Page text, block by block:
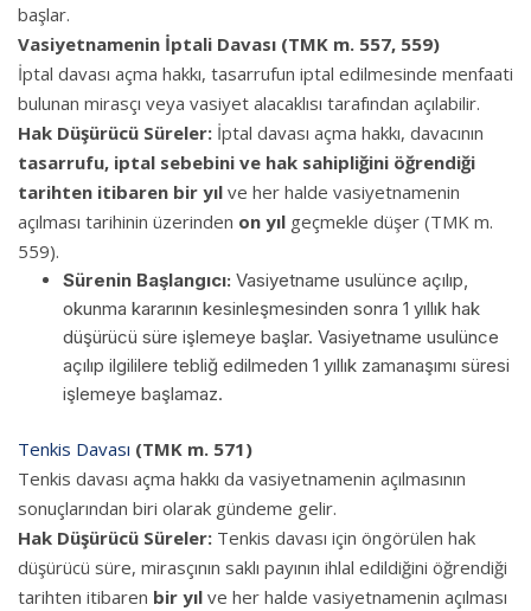
başlar.
Vasiyetnamenin İptali Davası (TMK m. 557, 559)
İptal davası açma hakkı, tasarrufun iptal edilmesinde menfaati
bulunan mirasçı veya vasiyet alacaklısı tarafından açılabilir.
Hak Düşürücü Süreler: İptal davası açma hakkı, davacının
tasarrufu, iptal sebebini ve hak sahipliğini öğrendiği
tarihten itibaren bir yıl ve her halde vasiyetnamenin
açılması tarihinin üzerinden on yıl geçmekle düşer (TMK m.
559).
Sürenin Başlangıcı: Vasiyetname usulünce açılıp,
okunma kararının kesinleşmesinden sonra 1 yıllık hak
düşürücü süre işlemeye başlar. Vasiyetname usulünce
açılıp ilgililere tebliğ edilmeden 1 yıllık zamanaşımı süresi
işlemeye başlamaz.
Tenkis Davası (TMK m. 571)
Tenkis davası açma hakkı da vasiyetnamenin açılmasının
sonuçlarından biri olarak gündeme gelir.
Hak Düşürücü Süreler: Tenkis davası için öngörülen hak
düşürücü süre, mirasçının saklı payının ihlal edildiğini öğrendiği
tarihten itibaren bir yıl ve her halde vasiyetnamenin açılması